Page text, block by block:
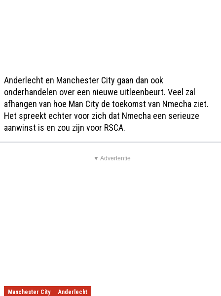
Anderlecht en Manchester City gaan dan ook
onderhandelen over een nieuwe uitleenbeurt. Veel zal
afhangen van hoe Man City de toekomst van Nmecha ziet.
Het spreekt echter voor zich dat Nmecha een serieuze
aanwinst is en zou zijn voor RSCA.
▼ Advertentie
Manchester City Anderlecht